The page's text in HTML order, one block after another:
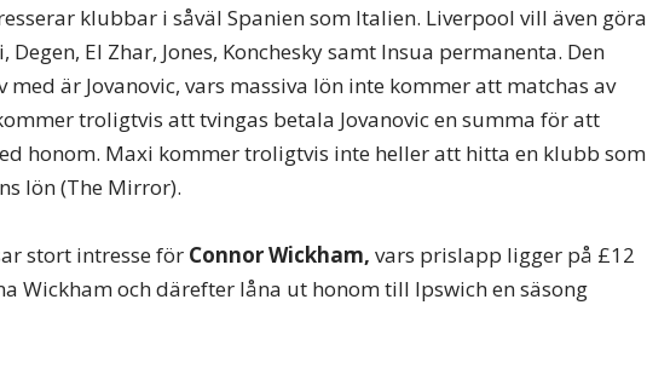
klubbar i såväl Spanien som Italien. Liverpool vill även göra
El Zhar, Jones, Konchesky samt Insua permanenta. Den
är Jovanovic, vars massiva lön inte kommer att matchas av
troligtvis att tvingas betala Jovanovic en summa för att
honom. Maxi kommer troligtvis inte heller att hitta en klubb som
lön (The Mirror).
stort intresse för Connor Wickham, vars prislapp ligger på £12
Wickham och därefter låna ut honom till Ipswich en säsong